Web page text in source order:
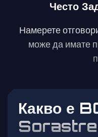
Често
Намерете
може да имате
Какво е